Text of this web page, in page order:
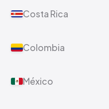
Costa Rica
Colombia
México